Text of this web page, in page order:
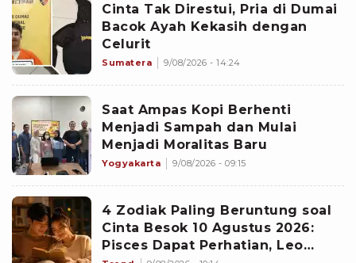
Cinta Tak Direstui, Pria di Dumai
Bacok Ayah Kekasih dengan
Celurit
Sumatera 9/08/2026 - 14:24
Saat Ampas Kopi Berhenti
Menjadi Sampah dan Mulai
Menjadi Moralitas Baru
Yogyakarta 9/08/2026 - 09:15
4 Zodiak Paling Beruntung soal
Cinta Besok 10 Agustus 2026:
Pisces Dapat Perhatian, Leo